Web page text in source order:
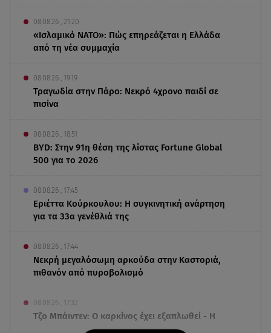
08.08.26 , 21:20
«Ισλαμικό ΝΑΤΟ»: Πώς επηρεάζεται η Ελλάδα
από τη νέα συμμαχία
08.08.26 , 19:19
Τραγωδία στην Πάρο: Νεκρό 4χρονο παιδί σε
πισίνα
08.08.26 , 18:51
BYD: Στην 91η θέση της λίστας Fortune Global
500 για το 2026
08.08.26 , 17:45
Εριέττα Κούρκουλου: Η συγκινητική ανάρτηση
για τα 33α γενέθλιά της
08.08.26 , 17:44
Νεκρή μεγαλόσωμη αρκούδα στην Καστοριά,
πιθανόν από πυροβολισμό
08.08.26 , 17:32
Τζο Μπάιντεν: Ο καρκίνος έχει εξαπλωθεί - Η
ανακοίνωση του γιου του